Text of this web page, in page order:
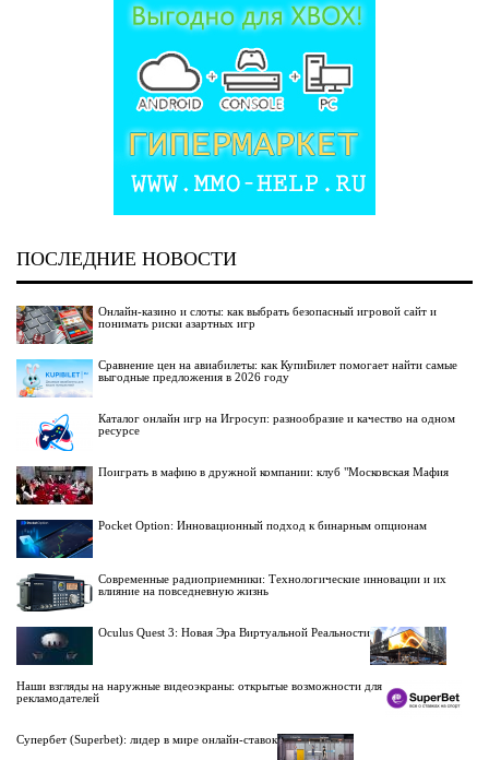
ПОСЛЕДНИЕ НОВОСТИ
Онлайн-казино и слоты: как выбрать безопасный игровой сайт и
понимать риски азартных игр
Сравнение цен на авиабилеты: как КупиБилет помогает найти самые
выгодные предложения в 2026 году
Каталог онлайн игр на Игросуп: разнообразие и качество на одном
ресурсе
Поиграть в мафию в дружной компании: клуб "Московская Мафия
Pocket Option: Инновационный подход к бинарным опционам
Современные радиоприемники: Технологические инновации и их
влияние на повседневную жизнь
Oculus Quest 3: Новая Эра Виртуальной Реальности
Наши взгляды на наружные видеоэкраны: открытые возможности для
рекламодателей
Супербет (Superbet): лидер в мире онлайн-ставок